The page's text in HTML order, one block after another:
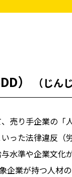
） （じん
売り手企業の「
った法律違反（
水準や企業文化
企業が持つ人材